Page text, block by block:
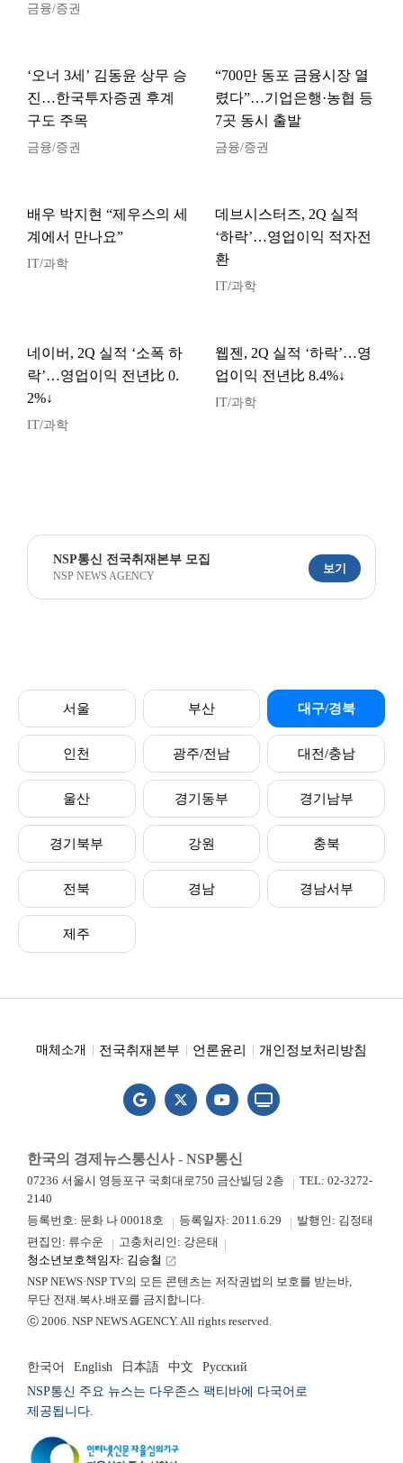
금융/증권
‘오너 3세’ 김동윤 상무 승
진…한국투자증권 후계
구도 주목
금융/증권
“700만 동포 금융시장 열
렸다”…기업은행·농협 등
7곳 동시 출발
금융/증권
배우 박지현 “제우스의 세
계에서 만나요”
IT/과학
데브시스터즈, 2Q 실적
‘하락’…영업이익 적자전
환
IT/과학
네이버, 2Q 실적 ‘소폭 하
락’…영업이익 전년比 0.
2%↓
IT/과학
웹젠, 2Q 실적 ‘하락’…영
업이익 전년比 8.4%↓
IT/과학
NSP통신 전국취재본부 모집
NSP NEWS AGENCY
보기
서울 부산 대구/경북
인천 광주/전남 대전/충남
울산 경기동부 경기남부
경기북부 강원 충북
전북 경남 경남서부
제주
매체소개 전국취재본부 언론윤리 개인정보처리방침
한국의 경제뉴스통신사 - NSP통신
07236 서울시 영등포구 국회대로750 금산빌딩 2층
TEL: 02-3272-
2140
등록번호: 문화 나 00018호
등록일자: 2011.6.29
발행인: 김정태
편집인: 류수운
고충처리인: 강은태
청소년보호책임자: 김승철 launch
NSP NEWS·NSP TV의 모든 콘텐츠는 저작권법의 보호를 받는바,
무단 전재.복사.배포를 금지합니다.
ⓒ 2006. NSP NEWS AGENCY. All rights reserved.
한국어 English 日本語 中文
Русский
NSP통신 주요 뉴스는 다우존스 팩티바에 다국어로
제공됩니다.